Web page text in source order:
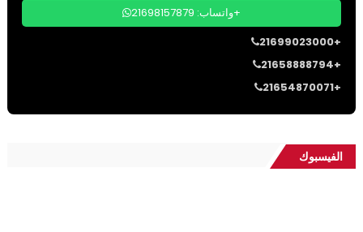
واتساب: 21698157879+
21699023000+
21658888794+
21654870071+
الفيسبوك